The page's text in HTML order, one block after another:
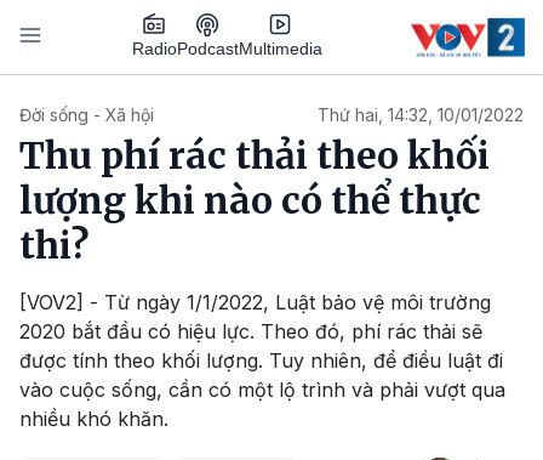
Nhảy đến nội dung
RadioPodcastMultimedia
Đời sống - Xã hội Thứ hai, 14:32, 10/01/2022
Thu phí rác thải theo khối
lượng khi nào có thể thực
thi?
[VOV2] - Từ ngày 1/1/2022, Luật bảo vệ môi trường
2020 bắt đầu có hiệu lực. Theo đó, phí rác thải sẽ
được tính theo khối lượng. Tuy nhiên, để điều luật đi
vào cuộc sống, cần có một lộ trình và phải vượt qua
nhiều khó khăn.